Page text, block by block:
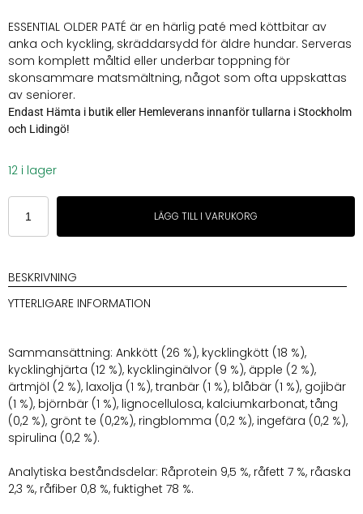
ESSENTIAL OLDER PATÉ är en härlig paté med köttbitar av
anka och kyckling, skräddarsydd för äldre hundar. Serveras
som komplett måltid eller underbar toppning för
skonsammare matsmältning, något som ofta uppskattas
av seniorer.
Endast Hämta i butik eller Hemleverans innanför tullarna i Stockholm
och Lidingö!
12 i lager
Essential
Paté
Older
LÄGG TILL I VARUKORG
BESKRIVNING
YTTERLIGARE INFORMATION
Sammansättning: Ankkött (26 %), kycklingkött (18 %),
kycklinghjärta (12 %), kycklinginälvor (9 %), äpple (2 %),
ärtmjöl (2 %), laxolja (1 %), tranbär (1 %), blåbär (1 %), gojibär
(1 %), björnbär (1 %), lignocellulosa, kalciumkarbonat, tång
(0,2 %), grönt te (0,2%), ringblomma (0,2 %), ingefära (0,2 %),
spirulina (0,2 %).
Analytiska beståndsdelar: Råprotein 9,5 %, råfett 7 %, råaska
2,3 %, råfiber 0,8 %, fuktighet 78 %.